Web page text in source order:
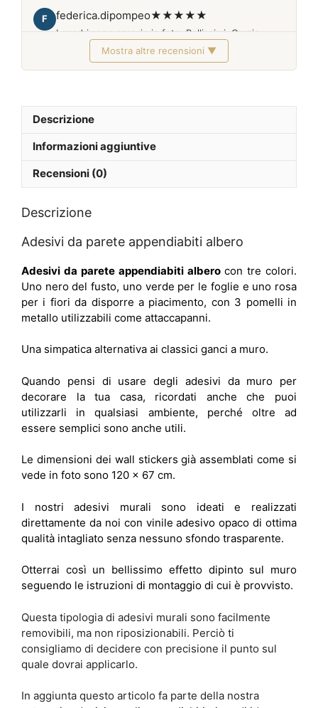
F federica.dipompeo★★★★★
I quadri sono proprio in foto. Bellissimi. Grazie
Febbraio 2026
Mostra altre recensioni ▼
Descrizione
Informazioni aggiuntive
Recensioni (0)
Descrizione
Adesivi da parete appendiabiti albero
Adesivi da parete appendiabiti albero con tre colori.
Uno nero del fusto, uno verde per le foglie e uno rosa
per i fiori da disporre a piacimento, con 3 pomelli in
metallo utilizzabili come attaccapanni.
Una simpatica alternativa ai classici ganci a muro.
Quando pensi di usare degli adesivi da muro per
decorare la tua casa, ricordati anche che puoi
utilizzarli in qualsiasi ambiente, perché oltre ad
essere semplici sono anche utili.
Le dimensioni dei wall stickers già assemblati come si
vede in foto sono 120 x 67 cm.
I nostri adesivi murali sono ideati e realizzati
direttamente da noi con vinile adesivo opaco di ottima
qualità intagliato senza nessuno sfondo trasparente.
Otterrai così un bellissimo effetto dipinto sul muro
seguendo le istruzioni di montaggio di cui è provvisto.
Questa tipologia di adesivi murali sono facilmente
removibili, ma non riposizionabili. Perciò ti
consigliamo di decidere con precisione il punto sul
quale dovrai applicarlo.
In aggiunta questo articolo fa parte della nostra